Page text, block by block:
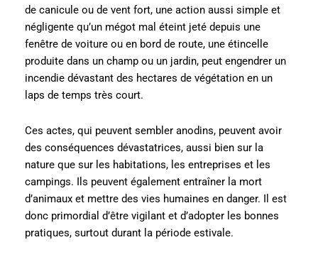
de canicule ou de vent fort, une action aussi simple et
négligente qu’un mégot mal éteint jeté depuis une
fenêtre de voiture ou en bord de route, une étincelle
produite dans un champ ou un jardin, peut engendrer un
incendie dévastant des hectares de végétation en un
laps de temps très court.
Ces actes, qui peuvent sembler anodins, peuvent avoir
des conséquences dévastatrices, aussi bien sur la
nature que sur les habitations, les entreprises et les
campings. Ils peuvent également entraîner la mort
d’animaux et mettre des vies humaines en danger. Il est
donc primordial d’être vigilant et d’adopter les bonnes
pratiques, surtout durant la période estivale.